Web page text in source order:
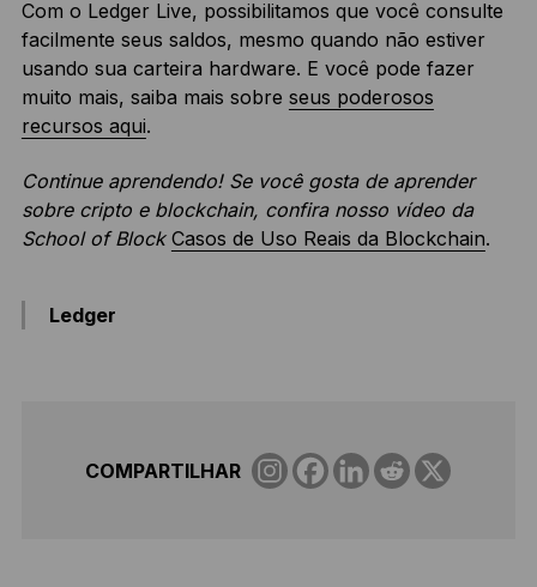
Com o Ledger Live, possibilitamos que você consulte
facilmente seus saldos, mesmo quando não estiver
usando sua carteira hardware. E você pode fazer
muito mais, saiba mais sobre seus poderosos
recursos aqui.
Continue aprendendo! Se você gosta de aprender
sobre cripto e blockchain, confira nosso vídeo da
School of Block Casos de Uso Reais da Blockchain.
Ledger
COMPARTILHAR